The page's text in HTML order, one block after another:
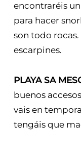
encontraréis
para hacer
son todo
escarpines.
PLAYA SA
buenos
vais en
tengáis que